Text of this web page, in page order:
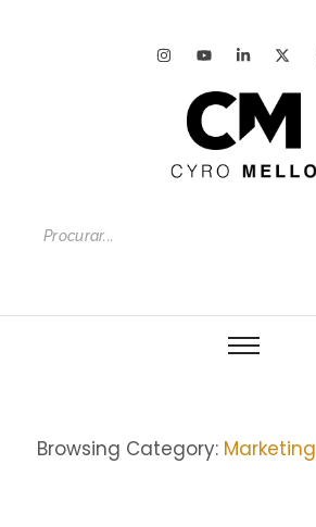
Browsing Category: Marketing